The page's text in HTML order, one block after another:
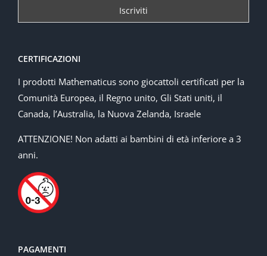
CERTIFICAZIONI
I prodotti Mathematicus sono giocattoli certificati per la
Comunità Europea, il Regno unito, Gli Stati uniti, il
Canada, l’Australia, la Nuova Zelanda, Israele
ATTENZIONE! Non adatti ai bambini di età inferiore a 3
anni.
PAGAMENTI